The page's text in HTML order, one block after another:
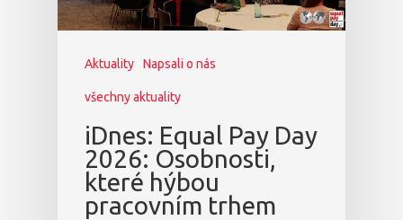
Aktuality Napsali o nás
všechny aktuality
iDnes: Equal Pay Day
2026: Osobnosti,
které hýbou
pracovním trhem